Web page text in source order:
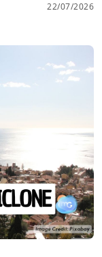
22/07/2026